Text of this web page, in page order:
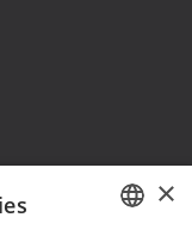
×